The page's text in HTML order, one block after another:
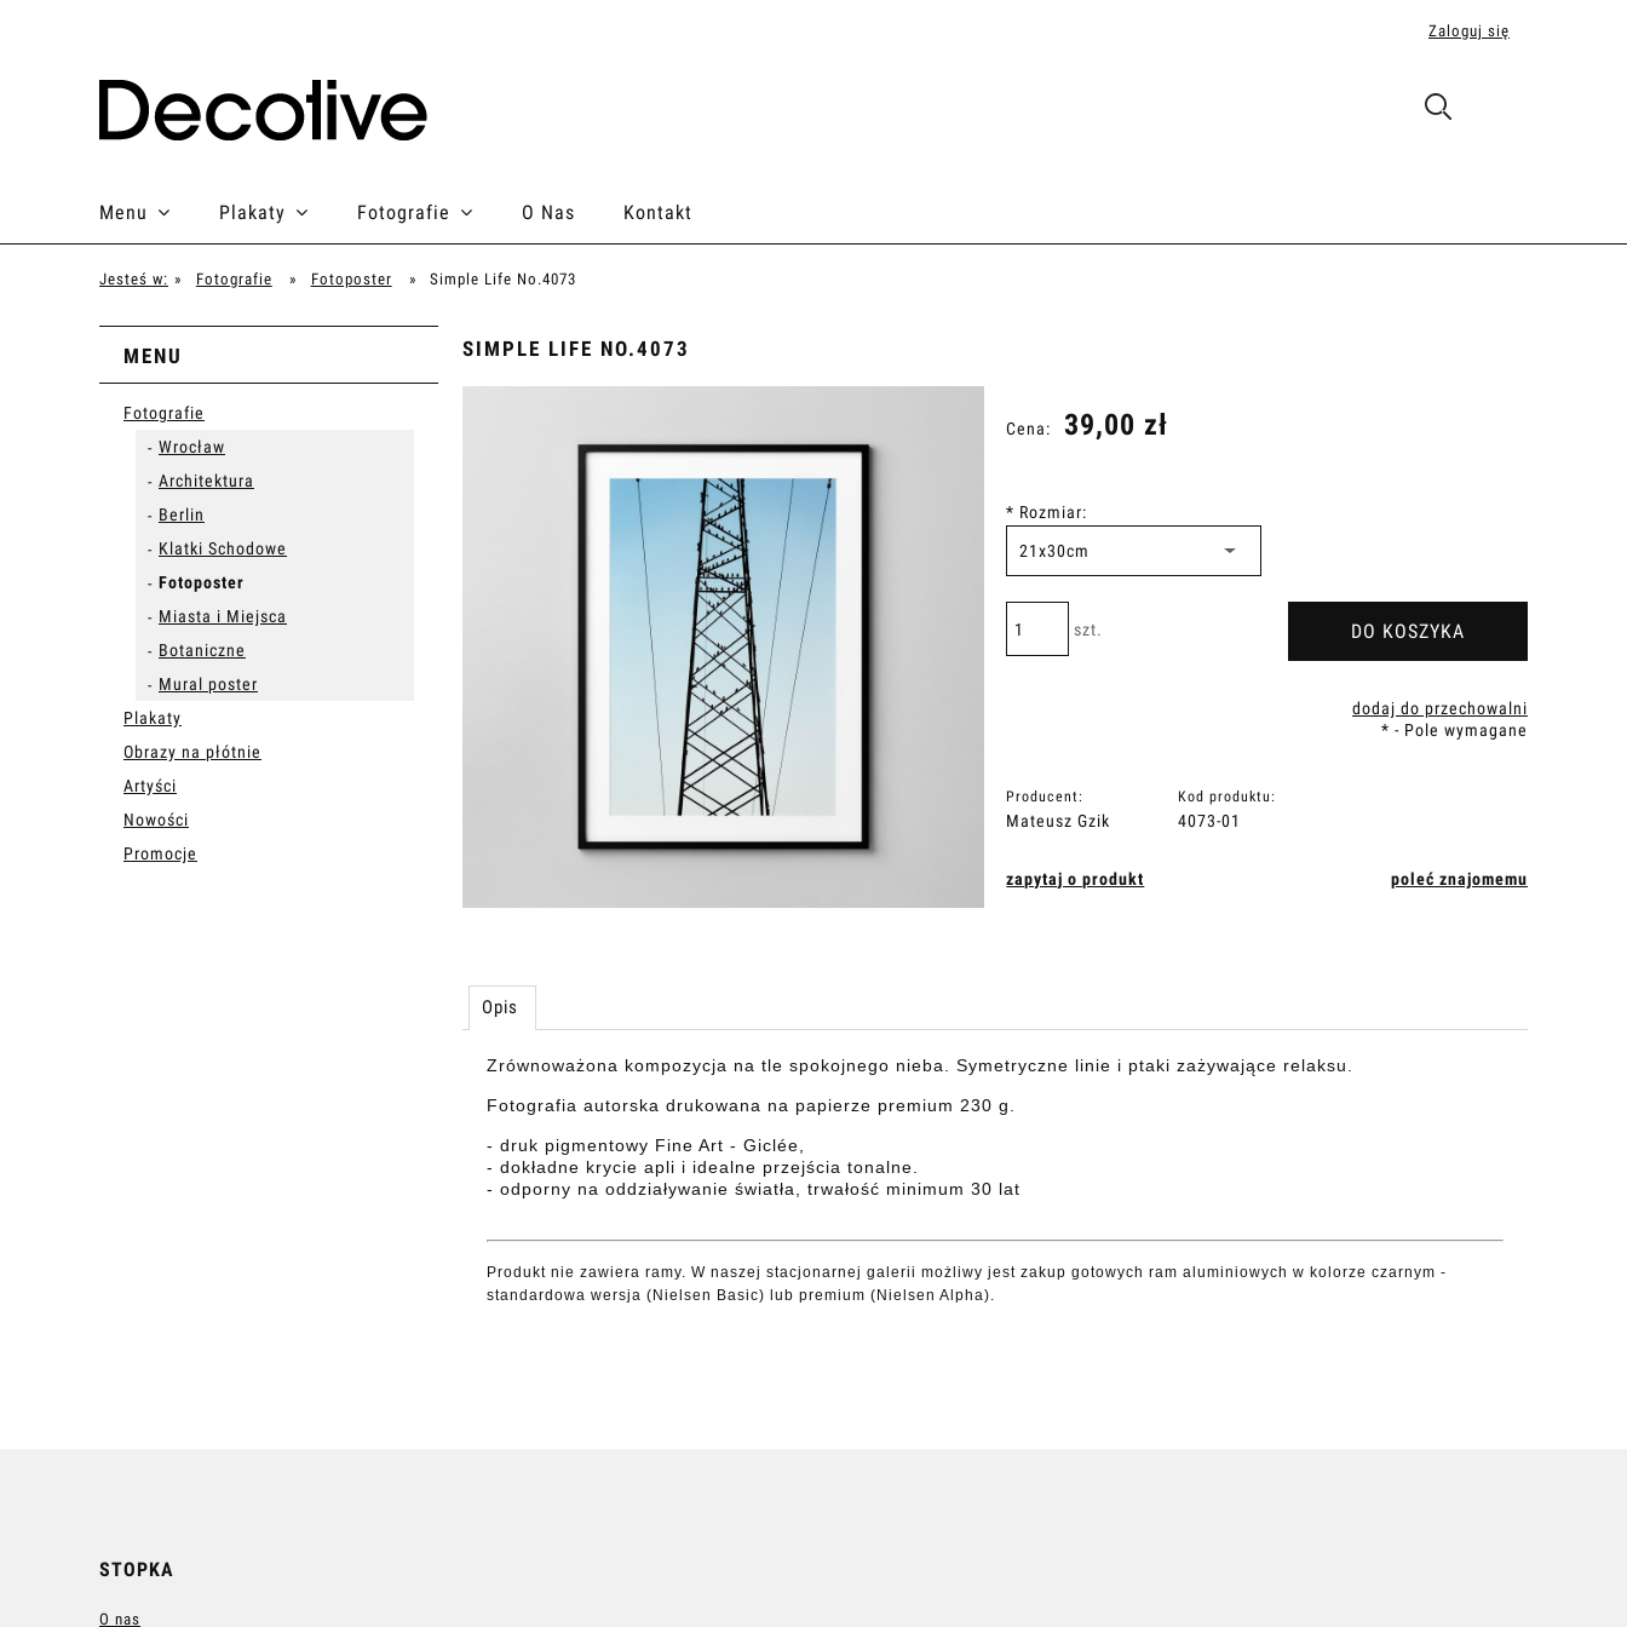
Zaloguj się
Menu Plakaty Fotografie O Nas Kontakt
Jesteś w: » Fotografie » Fotoposter » Simple Life No.4073
MENU
Fotografie
Wrocław
Architektura
Berlin
Klatki Schodowe
Fotoposter
Miasta i Miejsca
Botaniczne
Mural poster
Plakaty
Obrazy na płótnie
Artyści
Nowości
Promocje
SIMPLE LIFE NO.4073
Cena: 39,00 zł
* Rozmiar:
szt. DO KOSZYKA
dodaj do przechowalni
* - Pole wymagane
Producent:
Mateusz Gzik
Kod produktu:
4073-01
zapytaj o produkt poleć znajomemu
Opis
Zrównoważona kompozycja na tle spokojnego nieba. Symetryczne linie i ptaki zażywające relaksu.
Fotografia autorska drukowana na papierze premium 230 g.
- druk pigmentowy Fine Art - Giclée,
- dokładne krycie apli i idealne przejścia tonalne.
- odporny na oddziaływanie światła, trwałość minimum 30 lat
Produkt nie zawiera ramy. W naszej stacjonarnej galerii możliwy jest zakup gotowych ram aluminiowych w kolorze czarnym -
standardowa wersja (Nielsen Basic) lub premium (Nielsen Alpha).
STOPKA
O nas